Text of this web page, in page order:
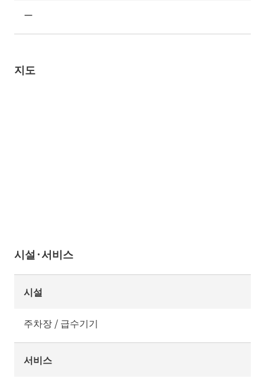
ー
지도
시설·서비스
시설
주차장 / 급수기기
서비스